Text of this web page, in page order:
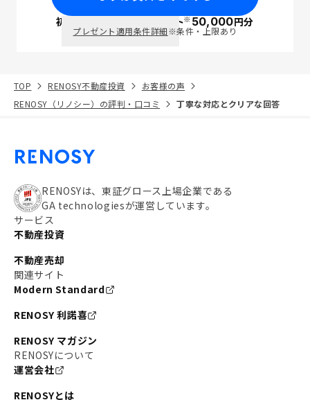
初回面談で ポイント※50,000円分
プレゼント適用条件詳細※条件・上限あり
TOP RENOSY不動産投資
お客様の声
RENOSY（リノシー）の評判・口コミ
丁寧な対応とクリアな回答
RENOSYは、東証グロース上場企業である
GA technologiesが運営しています。
サービス
不動産投資
不動産売却
関連サイト
Modern Standard
RENOSY 利諾喜
RENOSY マガジン
RENOSYについて
運営会社
RENOSYとは